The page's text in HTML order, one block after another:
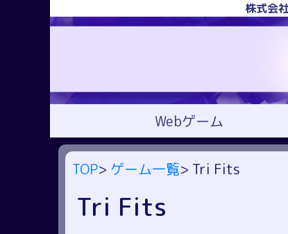
株式会
Webゲーム
TOP> ゲーム一覧> Tri Fits
Tri Fits